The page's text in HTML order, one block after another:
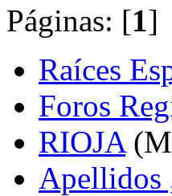
Páginas: [1]
Raíces
Foros
RIOJA
Apellidos